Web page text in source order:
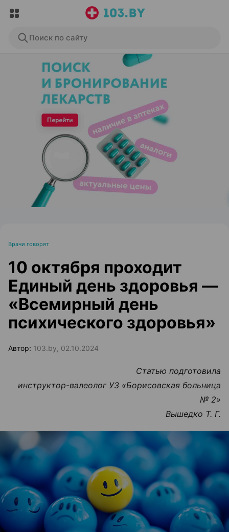
Поиск по сайту
ЭФФЕКТИВНАЯ РЕКЛАМА НА САЙТЕ
Врачи говорят
10 октября проходит
Единый день здоровья —
«Всемирный день
психического здоровья»
Автор: 103.by, 02.10.2024
Статью подготовила
инструктор-валеолог УЗ «Борисовская больница
№ 2»
Вышедко Т. Г.